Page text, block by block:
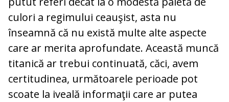
culori a regimului ceauşist, asta nu
înseamnă că nu există mul­te alte aspecte
care ar merita apro­fundate. Această muncă
titanică ar trebui continuată, căci, avem
certitudinea, urmă­toarele perioade pot
scoate la iveală infor­ma­ţii care ar putea